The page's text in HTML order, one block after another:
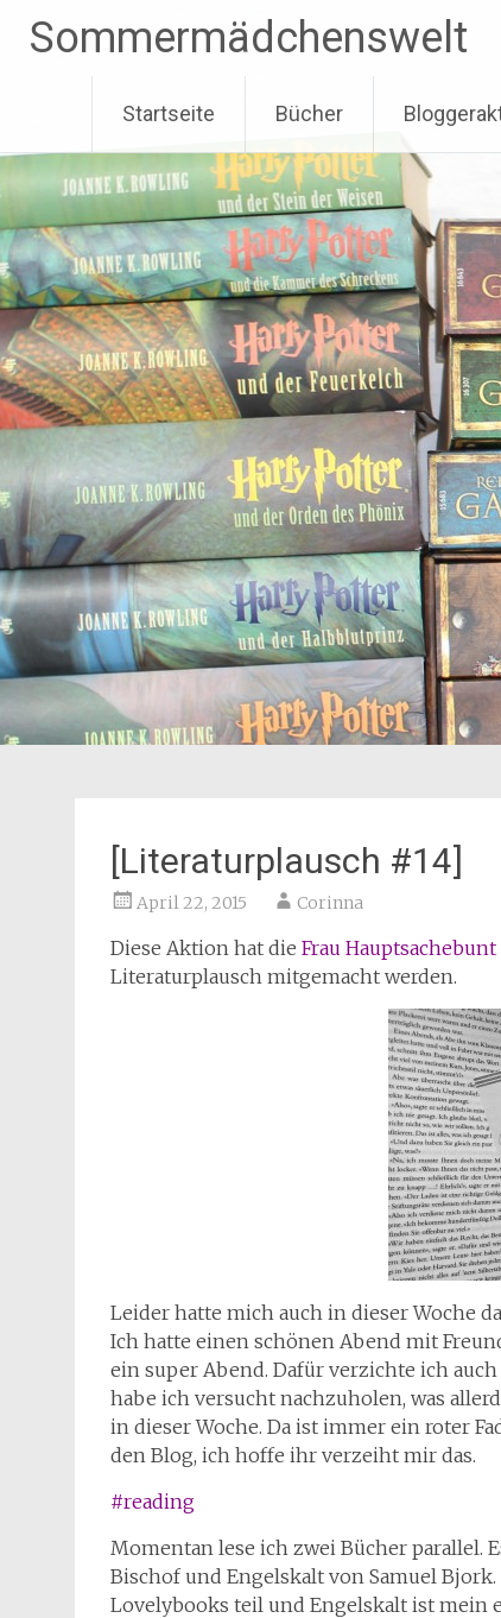
InhaltSommermädchenswelt
Startseite Bücher
[Literaturplausch #14]
April 22, 2015 Corinna
Diese Aktion hat die Frau Hauptsachebunt
Literaturplausch mitgemacht werden.
Leider hatte mich auch in dieser Woche
Ich hatte einen schönen Abend mit
ein super Abend. Dafür verzichte ich
habe ich versucht nachzuholen, was
in dieser Woche. Da ist immer ein roter
den Blog, ich hoffe ihr verzeiht mir das.
#reading
Momentan lese ich zwei Bücher parallel.
Bischof und Engelskalt von Samuel
Lovelybooks teil und Engelskalt ist mein